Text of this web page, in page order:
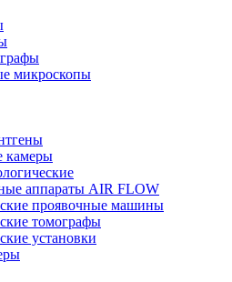
микроскопы
камеры
аппараты AIR FLOW
проявочные машины
томографы
установки